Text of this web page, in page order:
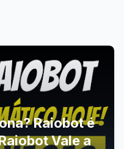
Raiobot é
Vale a